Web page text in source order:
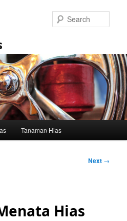
Tanaman Hias
Next →
Hias